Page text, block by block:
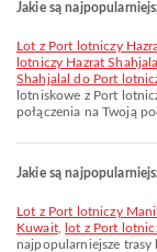
Jakie są
lot z Port lotniczy
lotniczy Hazrat
Shahjalal do Port
lotniskowe z Port
połączenia na Twoją
Jakie są
lot z Port lotniczy Manila Ninoy Aquino International Airport do Port lotniczy
Kuwait, lot z Port
najpopularniejsze